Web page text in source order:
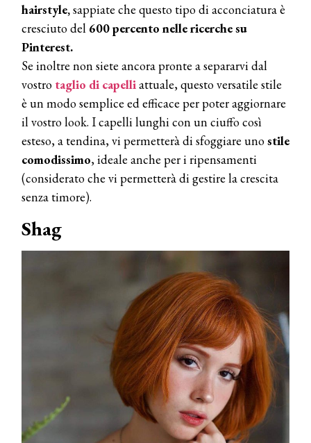
hairstyle,sappiate che questo tipo di acconciatura è
cresciuto del 600 percento nelle ricerche su
Pinterest.
Se inoltre non siete ancora pronte a separarvi dal
vostro taglio di capelliattuale, questo versatile stile
è un modo semplice ed efficace per poter aggiornare
il vostro look. I capelli lunghi con un ciuffo così
esteso, a tendina, vi permetterà di sfoggiare unostile
comodissimo, ideale anche per i ripensamenti
(considerato che vi permetterà di gestire la crescita
senza timore).
Shag